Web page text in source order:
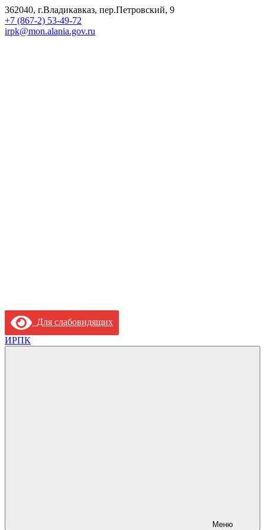
362040, г.Владикавказ, пер.Петровский, 9
+7 (867-2) 53-49-72
irpk@mon.alania.gov.ru
Для слабовидящих
ИРПК
Меню